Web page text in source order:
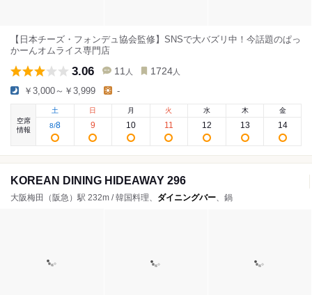
【日本チーズ・フォンデュ協会監修】SNSで大バズリ中！今話題のぱっ
かーんオムライス専門店
3.06 11 人 1724 人
￥3,000～￥3,999 -
空席
情報
土
8/8
日
9
月
10
火
11
水
12
木
13
金
14
KOREAN DINING HIDEAWAY 296
大阪梅田（阪急）駅 232m / 韓国料理、 ダイニングバー、鍋